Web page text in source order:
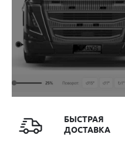
БЫСТРАЯ
ДОСТАВКА